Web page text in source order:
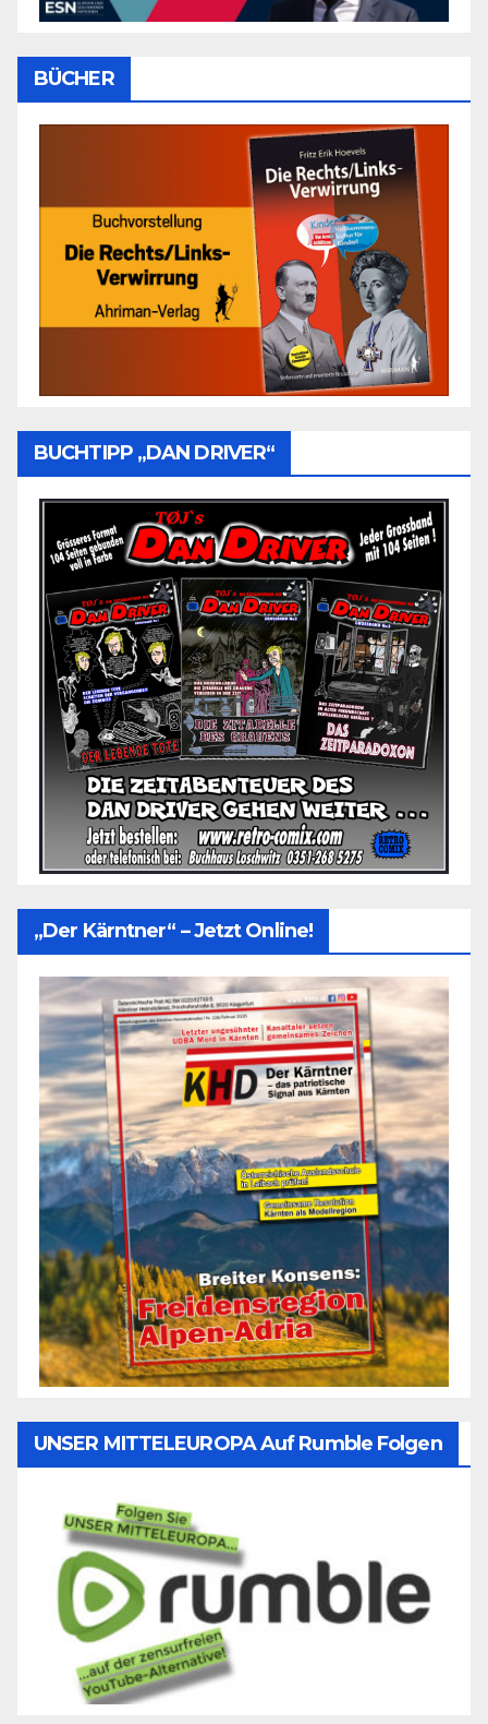
BÜCHER
BUCHTIPP „DAN DRIVER“
„Der Kärntner“ – Jetzt Online!
UNSER MITTELEUROPA Auf Rumble Folgen